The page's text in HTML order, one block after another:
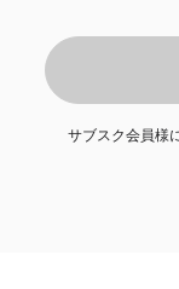
サブスク会員様